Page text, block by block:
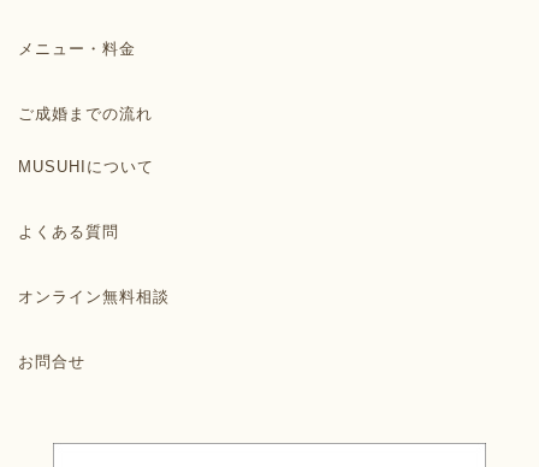
メニュー・料金
ご成婚までの流れ
MUSUHIについて
よくある質問
オンライン無料相談
お問合せ